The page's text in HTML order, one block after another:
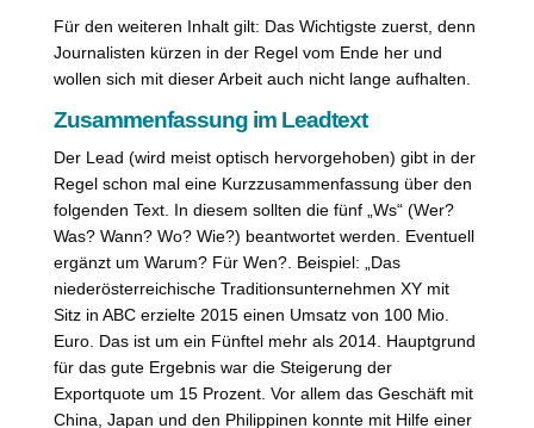
Für den weiteren Inhalt gilt: Das Wichtigste zuerst, denn
Journalisten kürzen in der Regel vom Ende her und
wollen sich mit dieser Arbeit auch nicht lange aufhalten.
Zusammenfassung im Leadtext
Der Lead (wird meist optisch hervorgehoben) gibt in der
Regel schon mal eine Kurzzusammenfassung über den
folgenden Text. In diesem sollten die fünf „Ws“ (Wer?
Was? Wann? Wo? Wie?) beantwortet werden. Eventuell
ergänzt um Warum? Für Wen?. Beispiel: „Das
niederösterreichische Traditionsunternehmen XY mit
Sitz in ABC erzielte 2015 einen Umsatz von 100 Mio.
Euro. Das ist um ein Fünftel mehr als 2014. Hauptgrund
für das gute Ergebnis war die Steigerung der
Exportquote um 15 Prozent. Vor allem das Geschäft mit
China, Japan und den Philippinen konnte mit Hilfe einer